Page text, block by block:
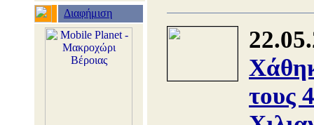
Διαφήμιση
τους